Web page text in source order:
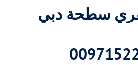
سطحة دبي